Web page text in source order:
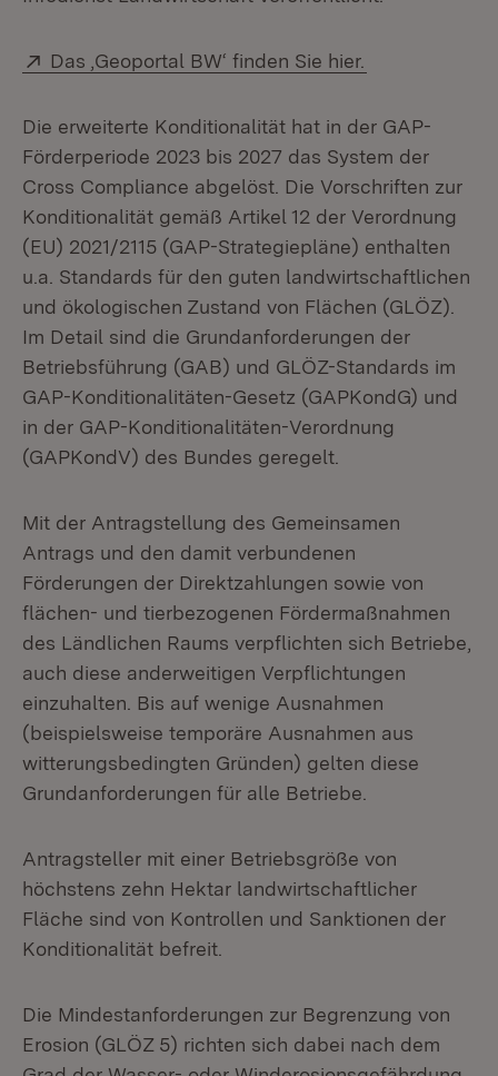
Extern:
Das ,Geoportal BW‘ finden Sie hier.
Die erweiterte Konditionalität hat in der GAP-
Förderperiode 2023 bis 2027 das System der
Cross Compliance abgelöst. Die Vorschriften zur
Konditionalität gemäß Artikel 12 der Verordnung
(EU) 2021/2115 (GAP-Strategiepläne) enthalten
u.a. Standards für den guten landwirtschaftlichen
und ökologischen Zustand von Flächen (GLÖZ).
Im Detail sind die Grundanforderungen der
Betriebsführung (GAB) und GLÖZ-Standards im
GAP-Konditionalitäten-Gesetz (GAPKondG) und
in der GAP-Konditionalitäten-Verordnung
(GAPKondV) des Bundes geregelt.
Mit der Antragstellung des Gemeinsamen
Antrags und den damit verbundenen
Förderungen der Direktzahlungen sowie von
flächen- und tierbezogenen Fördermaßnahmen
des Ländlichen Raums verpflichten sich Betriebe,
auch diese anderweitigen Verpflichtungen
einzuhalten. Bis auf wenige Ausnahmen
(beispielsweise temporäre Ausnahmen aus
witterungsbedingten Gründen) gelten diese
Grundanforderungen für alle Betriebe.
Antragsteller mit einer Betriebsgröße von
höchstens zehn Hektar landwirtschaftlicher
Fläche sind von Kontrollen und Sanktionen der
Konditionalität befreit.
Die Mindestanforderungen zur Begrenzung von
Erosion (GLÖZ 5) richten sich dabei nach dem